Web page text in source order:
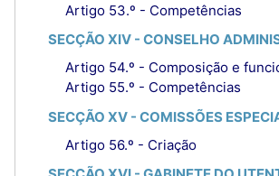
Artigo 53.º - Competências
SECÇÃO XIV - CONSELHO
Artigo 54.º - Composição e
Artigo 55.º - Competências
SECÇÃO XV - COMISSÕES
Artigo 56.º - Criação